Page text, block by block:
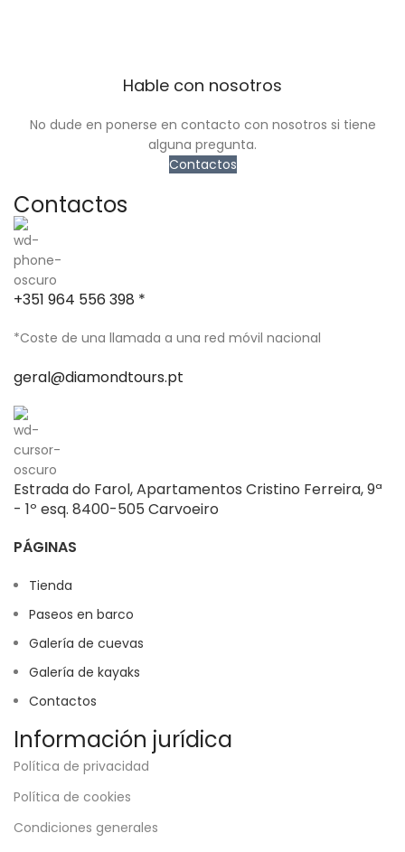
Hable con nosotros
No dude en ponerse en contacto con nosotros si tiene
alguna pregunta.
Contactos
Contactos
+351 964 556 398 *
*Coste de una llamada a una red móvil nacional
geral@diamondtours.pt
Estrada do Farol, Apartamentos Cristino Ferreira, 9ª
- 1º esq. 8400-505 Carvoeiro
PÁGINAS
Tienda
Paseos en barco
Galería de cuevas
Galería de kayaks
Contactos
Información jurídica
Política de privacidad
Política de cookies
Condiciones generales